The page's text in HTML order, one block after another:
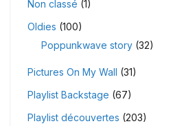
Non classé (1)
Oldies (100)
Poppunkwave story(32)
Pictures On My Wall (31)
Playlist Backstage (67)
Playlist découvertes (203)